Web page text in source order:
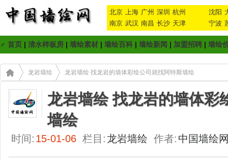
北京 上海 广州 深圳 杭州
南京 武汉 南昌 长沙 天津
沈阳
宁波
♂ 首页 | 清水样板房 | 墙绘素材 | 墙绘百科 | 墙绘新闻 | 加盟招聘 | 墙绘
龙岩墙绘 龙岩墙绘 找龙岩的墙体彩绘公司就找阿特斯墙绘
龙岩墙绘 找龙岩的墙体彩
墙绘
时间: 15-01-06 栏目: 龙岩墙绘 作者: 中国墙绘